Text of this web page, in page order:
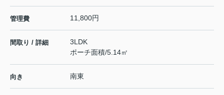
管理費 11,800円
間取り / 詳細
3LDK
ポーチ面積/5.14㎡
向き 南東